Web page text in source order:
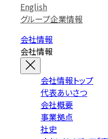
English
グループ企業情報
会社情報
会社情報
会社情報トップ
代表あいさつ
会社概要
事業拠点
社史